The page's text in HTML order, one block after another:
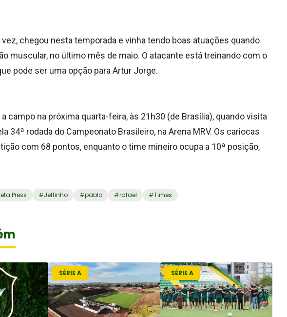
chegou nesta temporada e vinha tendo boas atuações quando
muscular, no último mês de maio. O atacante está treinando com o
pode ser uma opção para Artur Jorge.
campo na próxima quarta-feira, às 21h30 (de Brasília), quando visita
34ª rodada do Campeonato Brasileiro, na Arena MRV. Os cariocas
com 68 pontos, enquanto o time mineiro ocupa a 10ª posição,
Press #Jeffinho #pablo #rafael #Times
SÉRIE A SÉRIE A